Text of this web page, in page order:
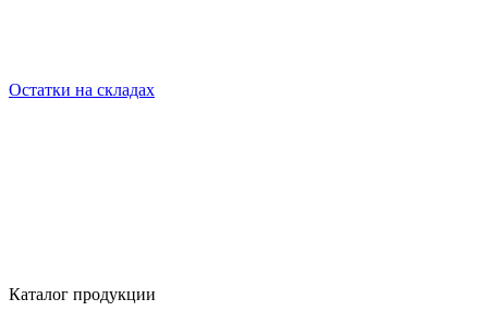
Остатки на складах
Каталог продукции